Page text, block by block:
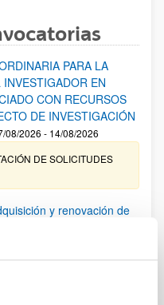
PARA LA
EN
CON RECURSOS
DE INVESTIGACIÓN
08/2026 - 14/08/2026
DE SOLICITUDES
y renovación de
en la
listado provisional de
03/2026: Relación